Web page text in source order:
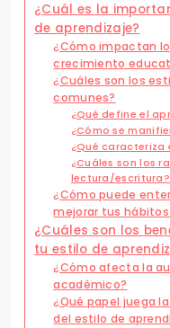
¿Cuál es la
de aprendizaje?
¿Cómo impactan
crecimiento
¿Cuáles son los
comunes?
¿Qué define el
¿Cómo se
¿Qué caracteriza
¿Cuáles son los
lectura/escritura?
¿Cómo puede
mejorar tus
¿Cuáles son los
tu estilo de
¿Cómo afecta la
académico?
¿Qué papel juega
del estilo de